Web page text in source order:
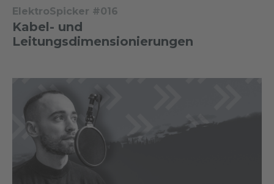
ElektroSpicker #016
Kabel- und
Leitungsdimensionierungen